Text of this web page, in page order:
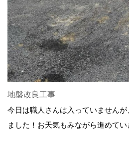
地盤改良工事
今日は職人さんは入っていません
ました！お天気もみながら進めて